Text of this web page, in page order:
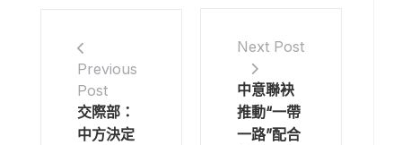
Previous
Post
交際部：
中方決定
Next Post
中意聯袂
推動“一帶
一路”配合